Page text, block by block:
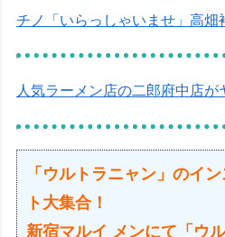
チノ「いらっしゃいませ」高畑
人気ラーメン店の二郎府中店が
「ウルトラニャン」のイ
ト大集合！
新宿マルイ メンにて「ウ